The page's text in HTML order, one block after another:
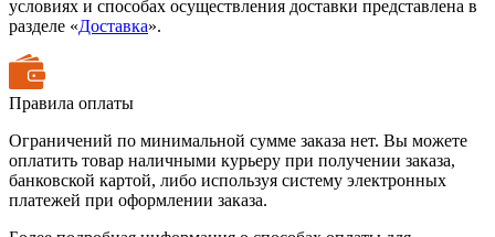
условиях и способах осуществления доставки представлена в
разделе «Доставка».
Правила оплаты
Ограничений по минимальной сумме заказа нет. Вы можете
оплатить товар наличными курьеру при получении заказа,
банковской картой, либо используя систему электронных
платежей при оформлении заказа.